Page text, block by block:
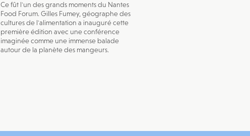
Ce fût l'un des grands moments du Nantes
Food Forum. Gilles Fumey, géographe des
cultures de l'alimentation a inauguré cette
première édition avec une conférence
imaginée comme une immense balade
autour de la planète des mangeurs.